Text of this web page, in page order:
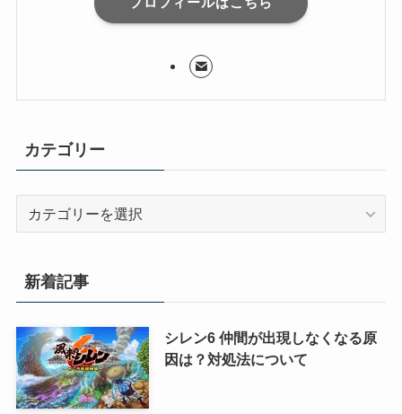
カテゴリー
リ
ー
新着記事
シレン6 仲間が出現しなくなる原
因は？対処法について